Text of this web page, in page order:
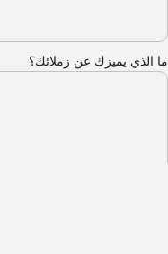
ما الذي يميزك عن زملائك؟